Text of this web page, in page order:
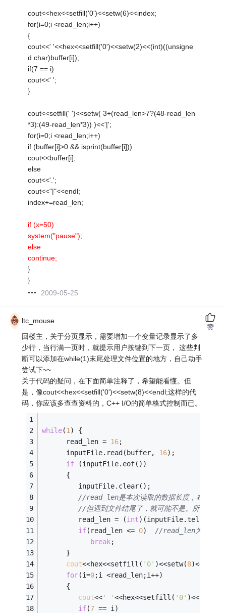
cout<<hex<<setfill('0')<<setw(6)<<index;
for(i=0;i <read_len;i++)
{
cout<<' '<<hex<<setfill('0')<<setw(2)<<(int)((unsigne
d char)buffer[i]);
if(7 == i)
cout<<' ';
}
cout<<setfill(' ')<<setw( 3+(read_len>7?(48-read_len
*3):(49-read_len*3)) )<<'|';
for(i=0;i <read_len;i++)
if (buffer[i]>0 && isprint(buffer[i]))
cout<<buffer[i];
else
cout<<'.';
cout<<"|"<<endl;
index+=read_len;
if (x=50)
system("pause");
else
continue;
}
}
2009-05-25
ltc_mouse
回楼主，关于分页显示，需要增加一个变量记录显示了多
少行，当行满一页时，就提示用户按键到下一页， 这些判
断可以添加在while(1)末尾处理文件位置的地方，自己动手
尝试下~~
关于代码的疑问，在下面简单注释了，希望能看懂。但
是，像cout<<hex<<setfill('0')<<setw(8)<<endl;这样的代
码，你应该多查查资料的，C++ I/O的简单格式控制而已。
while(1 ) {
      read_len =
16;
      inputFile.read(buffer,
16);
if (inputFile.eof())
      {
         inputFile.clear();
//read_len是本次读取的数据长度，在遇到结
//但遇到文件结尾了，就可能不是。所以通
         read_len = (
int)(inputFile.tellg())
if(read_len <= 0) //read_len为0了，所
break;
      }
cout<<hex<<setfill( '0' )<<setw(8
for(i=0;i <read_len;i++)
      {
cout<<' '<<hex<<setfill( '0' )<<setw(
if(7 == i)
赞